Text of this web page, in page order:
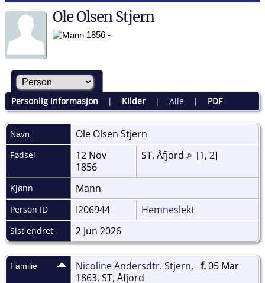
Ole Olsen Stjern
1856 -
Personlig informasjon | Kilder| Alle| PDF
Navn Ole Olsen Stjern
Fødsel
12 Nov
1856
ST, Åfjord [1, 2]
Kjønn Mann
Person ID I206944 Hemneslekt
Sist endret 2 Jun 2026
Familie Nicoline Andersdtr. Stjern, f.05 Mar
1863, ST, Åfjord